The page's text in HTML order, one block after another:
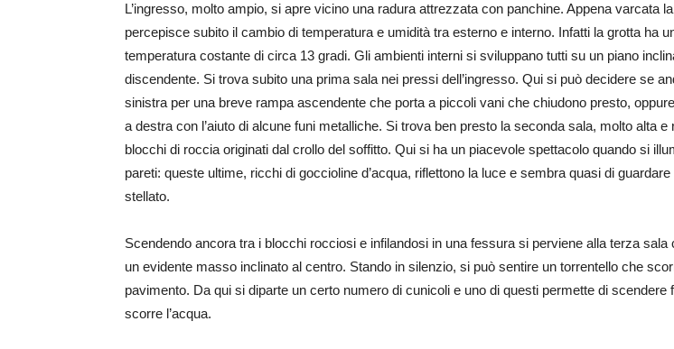
L’ingresso, molto ampio, si apre vicino una radura attrezzata con panchine. Appena varcata
percepisce subito il cambio di temperatura e umidità tra esterno e interno. Infatti la grotta ha
temperatura costante di circa 13 gradi. Gli ambienti interni si sviluppano tutti su un piano
discendente. Si trova subito una prima sala nei pressi dell’ingresso. Qui si può decidere se
sinistra per una breve rampa ascendente che porta a piccoli vani che chiudono presto,
a destra con l’aiuto di alcune funi metalliche. Si trova ben presto la seconda sala, molto alta e
blocchi di roccia originati dal crollo del soffitto. Qui si ha un piacevole spettacolo quando si
pareti: queste ultime, ricchi di goccioline d’acqua, riflettono la luce e sembra quasi di guardare
stellato.
Scendendo ancora tra i blocchi rocciosi e infilandosi in una fessura si perviene alla terza sala
un evidente masso inclinato al centro. Stando in silenzio, si può sentire un torrentello che
pavimento. Da qui si diparte un certo numero di cunicoli e uno di questi permette di scendere
scorre l’acqua.